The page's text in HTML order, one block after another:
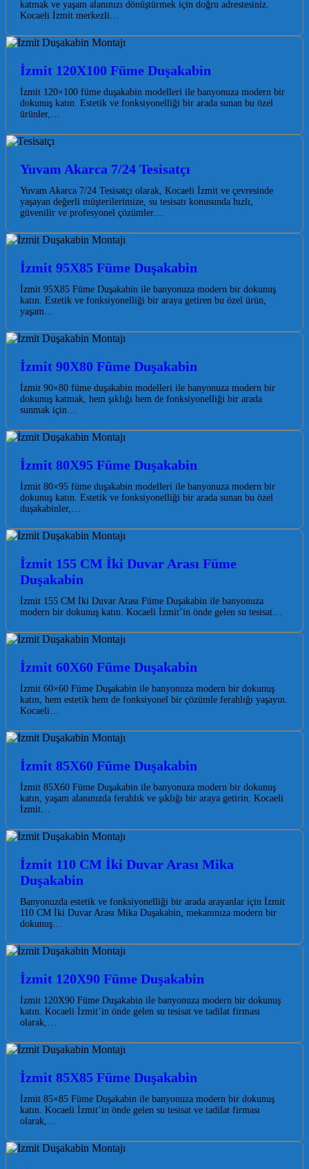
katmak ve yaşam alanınızı dönüştürmek için doğru adrestesiniz.
Kocaeli İzmit merkezli…
İzmit 120X100 Füme Duşakabin
İzmit 120×100 füme duşakabin modelleri ile banyonuza modern bir
dokunuş katın. Estetik ve fonksiyonelliği bir arada sunan bu özel
ürünler,…
Yuvam Akarca 7/24 Tesisatçı
Yuvam Akarca 7/24 Tesisatçı olarak, Kocaeli İzmit ve çevresinde
yaşayan değerli müşterilerimize, su tesisatı konusunda hızlı,
güvenilir ve profesyonel çözümler…
İzmit 95X85 Füme Duşakabin
İzmit 95X85 Füme Duşakabin ile banyonuza modern bir dokunuş
katın. Estetik ve fonksiyonelliği bir araya getiren bu özel ürün,
yaşam…
İzmit 90X80 Füme Duşakabin
İzmit 90×80 füme duşakabin modelleri ile banyonuza modern bir
dokunuş katmak, hem şıklığı hem de fonksiyonelliği bir arada
sunmak için…
İzmit 80X95 Füme Duşakabin
İzmit 80×95 füme duşakabin modelleri ile banyonuza modern bir
dokunuş katın. Estetik ve fonksiyonelliği bir arada sunan bu özel
duşakabinler,…
İzmit 155 CM İki Duvar Arası Füme
Duşakabin
İzmit 155 CM İki Duvar Arası Füme Duşakabin ile banyonuza
modern bir dokunuş katın. Kocaeli İzmit’in önde gelen su tesisat…
İzmit 60X60 Füme Duşakabin
İzmit 60×60 Füme Duşakabin ile banyonuza modern bir dokunuş
katın, hem estetik hem de fonksiyonel bir çözümle ferahlığı yaşayın.
Kocaeli…
İzmit 85X60 Füme Duşakabin
İzmit 85X60 Füme Duşakabin ile banyonuza modern bir dokunuş
katın, yaşam alanınızda ferahlık ve şıklığı bir araya getirin. Kocaeli
İzmit…
İzmit 110 CM İki Duvar Arası Mika
Duşakabin
Banyonuzda estetik ve fonksiyonelliği bir arada arayanlar için İzmit
110 CM İki Duvar Arası Mika Duşakabin, mekanınıza modern bir
dokunuş…
İzmit 120X90 Füme Duşakabin
İzmit 120X90 Füme Duşakabin ile banyonuza modern bir dokunuş
katın. Kocaeli İzmit’in önde gelen su tesisat ve tadilat firması
olarak,…
İzmit 85X85 Füme Duşakabin
İzmit 85×85 Füme Duşakabin ile banyonuza modern bir dokunuş
katın. Kocaeli İzmit’in önde gelen su tesisat ve tadilat firması
olarak,…